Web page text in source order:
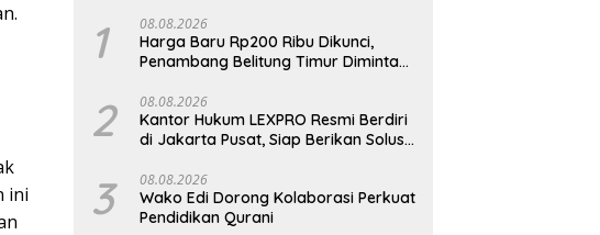
ini
1 08.08.2026
Harga Baru Rp200 Ribu Dikunci,
Penambang Belitung Timur Diminta
2 08.08.2026
Kantor Hukum LEXPRO Resmi Berdiri
di Jakarta Pusat, Siap Berikan Solusi
3 08.08.2026
Wako Edi Dorong Kolaborasi Perkuat
Pendidikan Qurani